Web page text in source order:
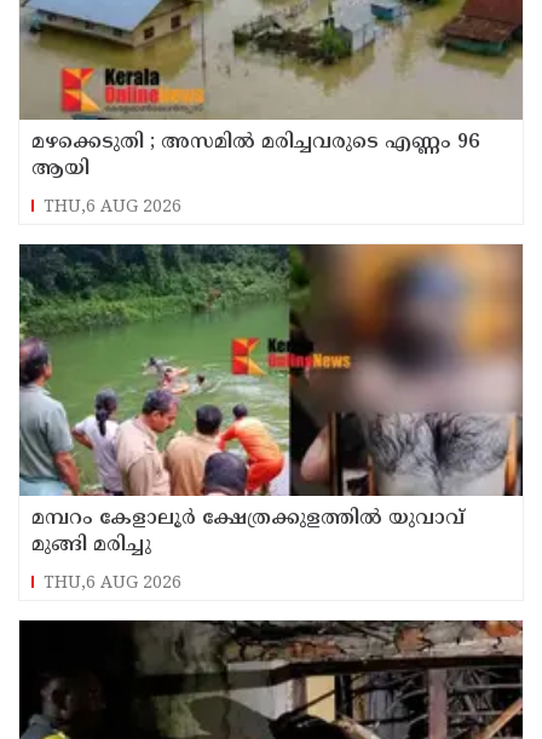
മഴക്കെടുതി ; അസമില്‍ മരിച്ചവരുടെ എണ്ണം 96
ആയി
THU,6 AUG 2026
മമ്പറം കേളാലൂർ ക്ഷേത്രക്കുളത്തിൽ യുവാവ്
മുങ്ങി മരിച്ചു
THU,6 AUG 2026